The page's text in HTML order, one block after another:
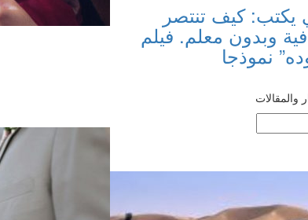
يكتب: كيف تنتصر
وبدون معلم. فيلم
نموذجا
والمقالات